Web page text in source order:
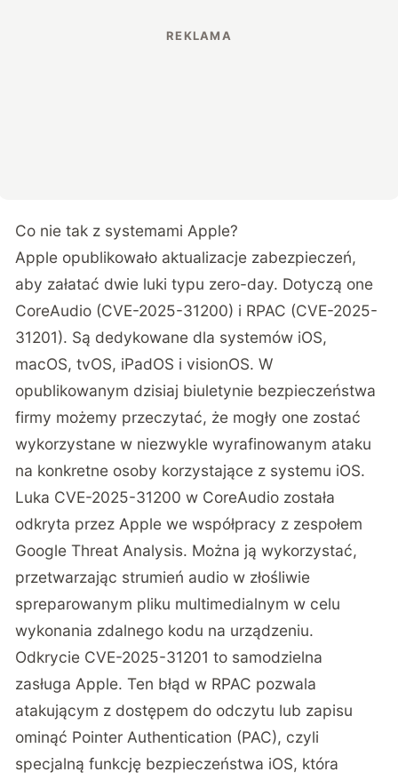
Co nie tak z systemami Apple?
Apple opublikowało aktualizacje zabezpieczeń,
aby załatać dwie luki typu zero-day. Dotyczą one
CoreAudio (CVE-2025-31200) i RPAC (CVE-2025-
31201). Są dedykowane dla systemów iOS,
macOS, tvOS, iPadOS i visionOS. W
opublikowanym dzisiaj biuletynie bezpieczeństwa
firmy możemy przeczytać, że mogły one zostać
wykorzystane w niezwykle wyrafinowanym ataku
na konkretne osoby korzystające z systemu iOS.
Luka CVE-2025-31200 w CoreAudio została
odkryta przez Apple we współpracy z zespołem
Google Threat Analysis. Można ją wykorzystać,
przetwarzając strumień audio w złośliwie
spreparowanym pliku multimedialnym w celu
wykonania zdalnego kodu na urządzeniu.
Odkrycie CVE-2025-31201 to samodzielna
zasługa Apple. Ten błąd w RPAC pozwala
atakującym z dostępem do odczytu lub zapisu
ominąć Pointer Authentication (PAC), czyli
specjalną funkcję bezpieczeństwa iOS, która